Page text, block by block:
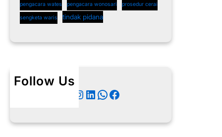
pengacara wates pengacara wonosari prosedur cerai
sengketa waris tindak pidana
Follow Us
Instagram LinkedIn WhatsApp Facebook